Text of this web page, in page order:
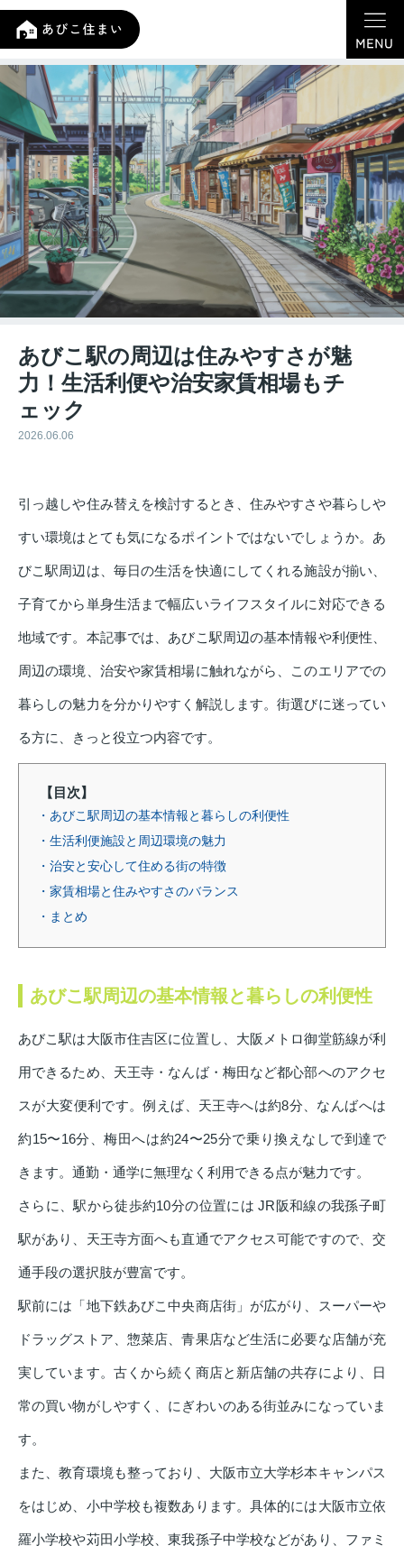
あびこ駅の周辺は住みやすさが魅
力！生活利便や治安家賃相場もチ
ェック
2026.06.06
引っ越しや住み替えを検討するとき、住みやすさや暮らしや
すい環境はとても気になるポイントではないでしょうか。あ
びこ駅周辺は、毎日の生活を快適にしてくれる施設が揃い、
子育てから単身生活まで幅広いライフスタイルに対応できる
地域です。本記事では、あびこ駅周辺の基本情報や利便性、
周辺の環境、治安や家賃相場に触れながら、このエリアでの
暮らしの魅力を分かりやすく解説します。街選びに迷ってい
る方に、きっと役立つ内容です。
【目次】
・あびこ駅周辺の基本情報と暮らしの利便性
・生活利便施設と周辺環境の魅力
・治安と安心して住める街の特徴
・家賃相場と住みやすさのバランス
・まとめ
あびこ駅周辺の基本情報と暮らしの利便性
あびこ駅は大阪市住吉区に位置し、大阪メトロ御堂筋線が利
用できるため、天王寺・なんば・梅田など都心部へのアクセ
スが大変便利です。例えば、天王寺へは約8分、なんばへは
約15〜16分、梅田へは約24〜25分で乗り換えなしで到達で
きます。通勤・通学に無理なく利用できる点が魅力です。
さらに、駅から徒歩約10分の位置には JR阪和線の我孫子町
駅があり、天王寺方面へも直通でアクセス可能ですので、交
通手段の選択肢が豊富です。
駅前には「地下鉄あびこ中央商店街」が広がり、スーパーや
ドラッグストア、惣菜店、青果店など生活に必要な店舗が充
実しています。古くから続く商店と新店舗の共存により、日
常の買い物がしやすく、にぎわいのある街並みになっていま
す。
また、教育環境も整っており、大阪市立大学杉本キャンパス
をはじめ、小中学校も複数あります。具体的には大阪市立依
羅小学校や苅田小学校、東我孫子中学校などがあり、ファミ